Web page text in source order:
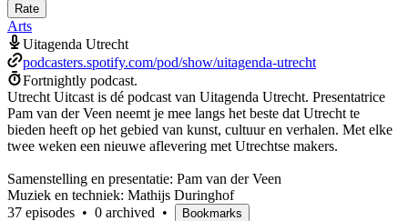
Rate
Arts
Uitagenda Utrecht
podcasters.spotify.com/pod/show/uitagenda-utrecht
Fortnightly podcast.
Utrecht Uitcast is dé podcast van Uitagenda Utrecht. Presentatrice
Pam van der Veen neemt je mee langs het beste dat Utrecht te
bieden heeft op het gebied van kunst, cultuur en verhalen. Met elke
twee weken een nieuwe aflevering met Utrechtse makers.
Samenstelling en presentatie: Pam van der Veen
Muziek en techniek: Mathijs Duringhof
37 episodes • 0 archived • Bookmarks